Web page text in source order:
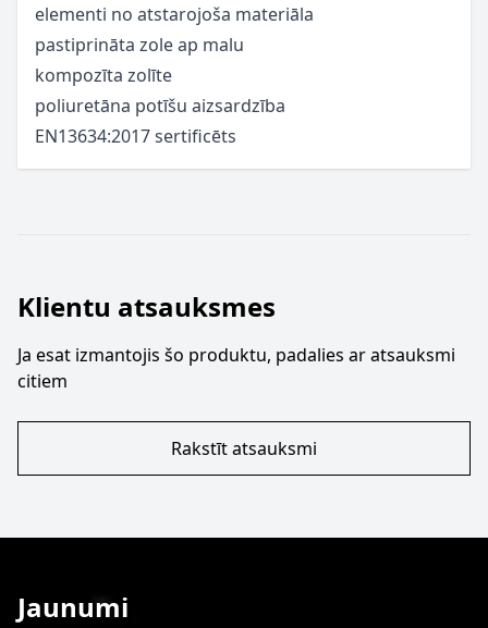
elementi no atstarojoša materiāla
pastiprināta zole ap malu
kompozīta zolīte
poliuretāna potīšu aizsardzība
EN13634:2017 sertificēts
Klientu atsauksmes
Ja esat izmantojis šo produktu, padalies ar atsauksmi
citiem
Rakstīt atsauksmi
Jaunumi